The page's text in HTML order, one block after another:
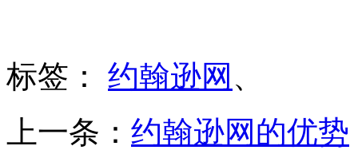
标签： 约翰逊网 、
上一条： 约翰逊网的优势